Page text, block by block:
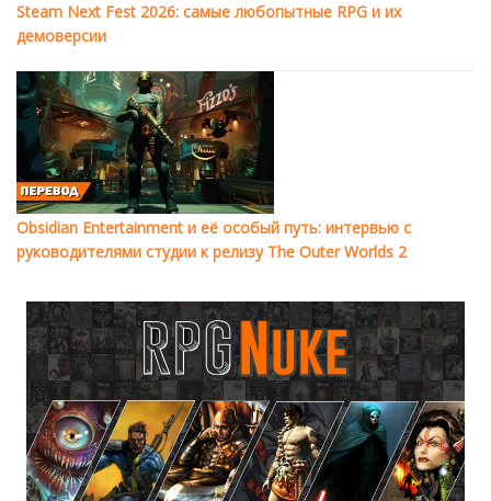
Steam Next Fest 2026: самые любопытные RPG и их
демоверсии
Obsidian Entertainment и её особый путь: интервью с
руководителями студии к релизу The Outer Worlds 2